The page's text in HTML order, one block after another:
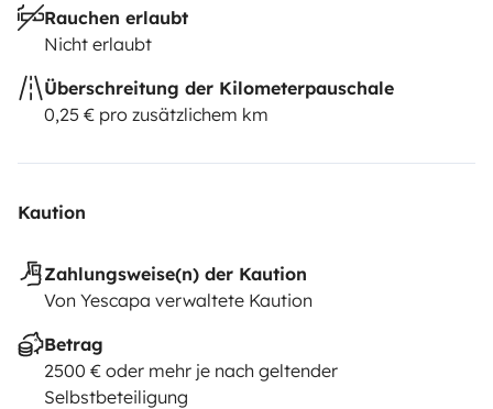
Rauchen erlaubt
Nicht erlaubt
Überschreitung der Kilometerpauschale
0,25 € pro zusätzlichem km
Kaution
Zahlungsweise(n) der Kaution
Von Yescapa verwaltete Kaution
Betrag
2500 € oder mehr je nach geltender
Selbstbeteiligung